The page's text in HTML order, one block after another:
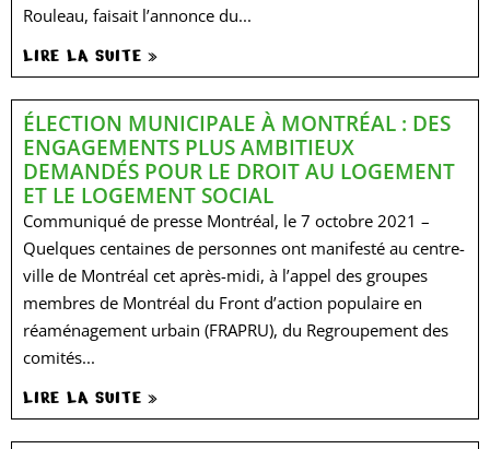
Rouleau, faisait l’annonce du...
LIRE LA SUITE »
ÉLECTION MUNICIPALE À MONTRÉAL : DES
ENGAGEMENTS PLUS AMBITIEUX
DEMANDÉS POUR LE DROIT AU LOGEMENT
ET LE LOGEMENT SOCIAL
Communiqué de presse Montréal, le 7 octobre 2021 –
Quelques centaines de personnes ont manifesté au centre-
ville de Montréal cet après-midi, à l’appel des groupes
membres de Montréal du Front d’action populaire en
réaménagement urbain (FRAPRU), du Regroupement des
comités...
LIRE LA SUITE »